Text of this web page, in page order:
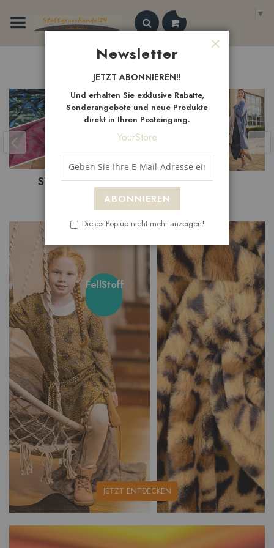
Inhalt
springen
▼
Search
NeueArtikel
SALE NEUHEITEN
unsere
FellStoff
JETZT ENTDECKEN
Newsletter
JETZT ABONNIEREN!!
Und erhalten Sie exklusive Rabatte,
Sonderangebote und neue Produkte
direkt in Ihren Posteingang.
YourStore
ABONNIEREN
Dieses Pop-up nicht mehr anzeigen!